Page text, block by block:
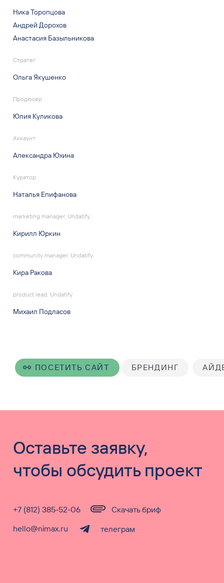
Ника Торопцова
Андрей Дорохов
Анастасия Базыльникова
Стратег
Ольга Якушенко
Продюсер
Юлия Куликова
Аккаунт
Александра Юхина
Куратор
Наталья Епифанова
marketing manager, Undatify
Кирилл Юркин
community manager, Undatify
Кира Ракова
product lead, Undatify
Михаил Подласов
ПОСЕТИТЬ САЙТ БРЕНДИНГ
Оставьте заявку,
чтобы обсудить проект
hello@nimax.ru
+7 (812) 385-52-06
телеграм
Скачать бриф